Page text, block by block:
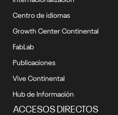
Centro de idiomas
Growth Center Continental
FabLab
Publicaciones
Vive Continental
Hub de Información
ACCESOS DIRECTOS